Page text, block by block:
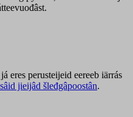
eres perusteijeid eereeb iärrás
jieijâd šleđgâpoostân.